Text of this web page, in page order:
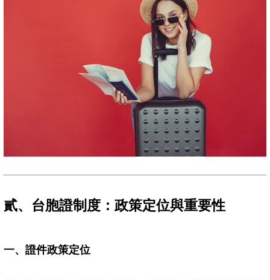
貳、台胞證制度：政策定位與重要性
一、證件政策定位